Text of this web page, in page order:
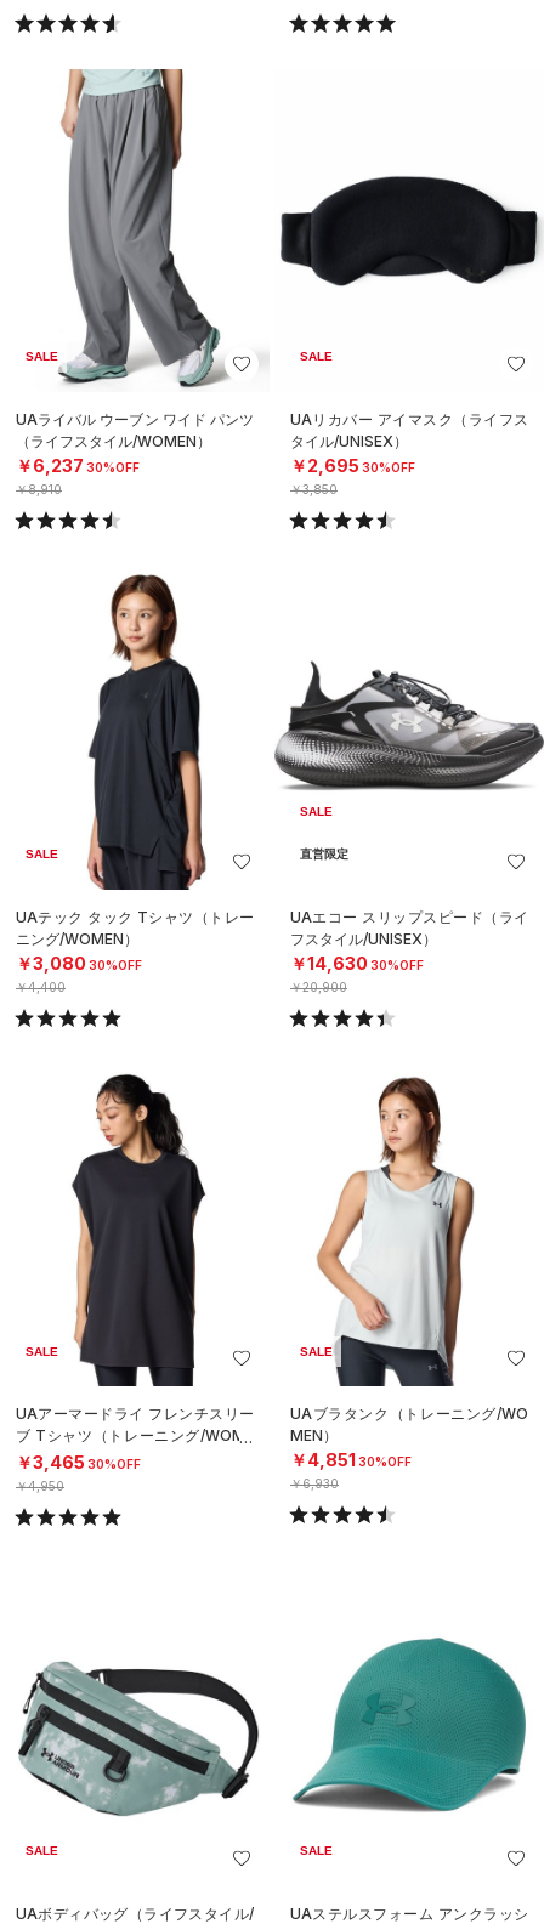
SALE
UAライバル ウーブン ワイド パンツ
（ライフスタイル/WOMEN）
￥6,237 30%OFF
￥8,910
SALE
UAリカバー アイマスク（ライフス
タイル/UNISEX）
￥2,695 30%OFF
￥3,850
SALE
UAテック タック Tシャツ（トレー
ニング/WOMEN）
￥3,080 30%OFF
￥4,400
SALE
直営限定
UAエコー スリップスピード（ライ
フスタイル/UNISEX）
￥14,630 30%OFF
￥20,900
SALE
UAアーマードライ フレンチスリー
ブ Tシャツ（トレーニング/WOME
N）
￥3,465 30%OFF
￥4,950
SALE
UAブラタンク（トレーニング/WO
MEN）
￥4,851 30%OFF
￥6,930
SALE
UAボディバッグ（ライフスタイル/
SALE
UAステルスフォーム アンクラッシ